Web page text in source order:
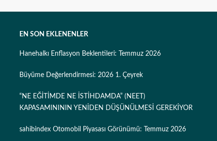
EN SON EKLENENLER
Hanehalkı Enflasyon Beklentileri: Temmuz 2026
Büyüme Değerlendirmesi: 2026 1. Çeyrek
“NE EĞİTİMDE NE İSTİHDAMDA” (NEET)
KAPASAMINININ YENİDEN DÜŞÜNÜLMESİ GEREKİYOR
sahibindex Otomobil Piyasası Görünümü: Temmuz 2026